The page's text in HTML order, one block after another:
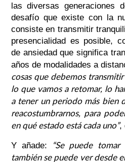
las diversas generaciones
desafío que existe con la
consiste en transmitir
presencialidad es posible,
de ansiedad que significa
años de modalidades a
cosas que debemos
lo que vamos a retomar, lo
a tener un periodo más bien
reacostumbrarnos, para
en qué estado está cada uno”,
Y añade:
“Se puede
también se puede ver desde